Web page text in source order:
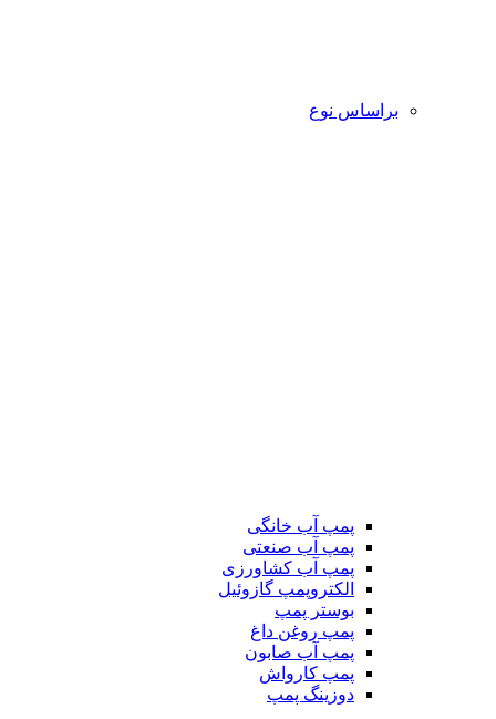
براساس نوع
پمپ آب خانگی
پمپ آب صنعتی
پمپ آب کشاورزی
الکتروپمپ گازوئیل
بوستر پمپ
پمپ روغن داغ
پمپ آب صابون
پمپ کارواش
دوزینگ پمپ